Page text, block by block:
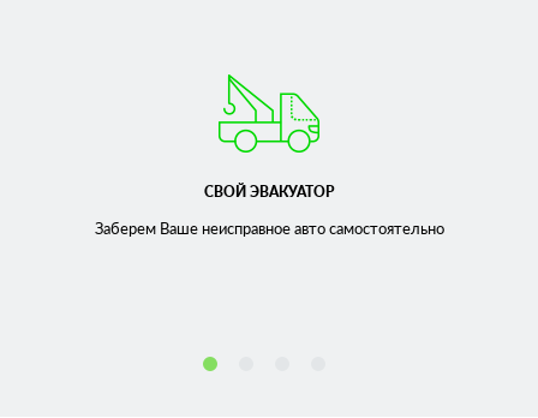
СВОЙ ЭВАКУАТОР
Заберем Ваше неисправноеавто самостоятельно